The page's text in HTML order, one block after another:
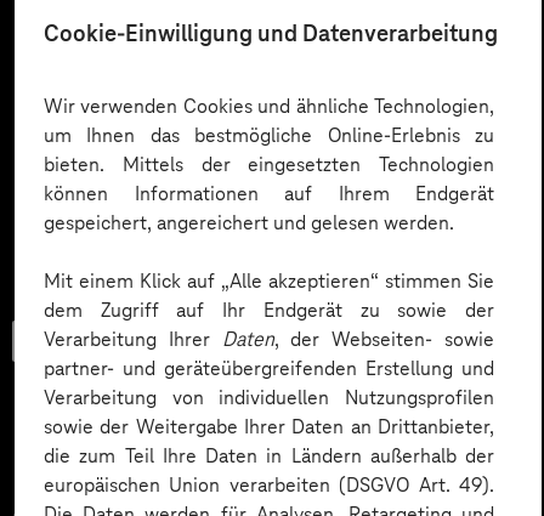
Cookie-Einwilligung und Datenverarbeitung
Wir verwenden Cookies und ähnliche Technologien,
um Ihnen das bestmögliche Online-Erlebnis zu
bieten. Mittels der eingesetzten Technologien
können Informationen auf Ihrem Endgerät
gespeichert, angereichert und gelesen werden.
Mit einem Klick auf „Alle akzeptieren“ stimmen Sie
dem Zugriff auf Ihr Endgerät zu sowie der
Verarbeitung Ihrer Daten, der Webseiten- sowie
partner- und geräteübergreifenden Erstellung und
Verarbeitung von individuellen Nutzungsprofilen
sowie der Weitergabe Ihrer Daten an Drittanbieter,
die zum Teil Ihre Daten in Ländern außerhalb der
europäischen Union verarbeiten (DSGVO Art. 49).
Trendbook
Innovationen und KI im